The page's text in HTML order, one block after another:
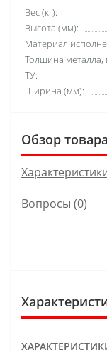
Вес (кг):
Высота (мм):
Материал
Толщина металла,
ТУ:
Ширина (мм):
Обзор товара
Вопросы (0)